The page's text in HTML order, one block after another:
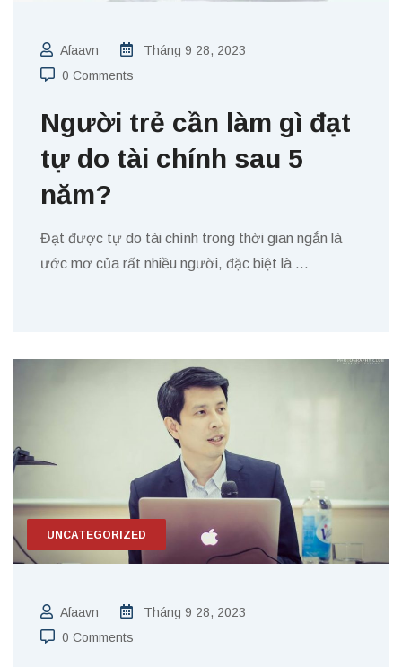
Afaavn
Tháng 9 28, 2023
0 Comments
Người trẻ cần làm gì đạt
tự do tài chính sau 5
năm?
Đạt được tự do tài chính trong thời gian ngắn là
ước mơ của rất nhiều người, đặc biệt là …
UNCATEGORIZED
Afaavn
Tháng 9 28, 2023
0 Comments